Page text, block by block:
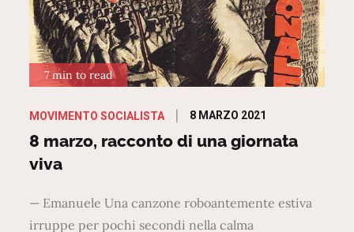
7 min to read
MOVIMENTO SOCIALISTA
Posted
on
8 MARZO 2021
8 marzo, racconto di una giornata
viva
— Emanuele Una canzone roboantemente estiva
irruppe per pochi secondi nella calma